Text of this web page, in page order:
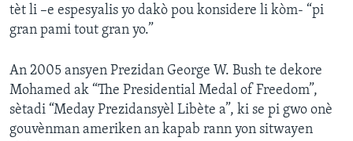
tèt li –e espesyalis yo dakò pou konsidere li kòm- “pi
gran pami tout gran yo.”
An 2005 ansyen Prezidan George W. Bush te dekore
Mohamed ak “The Presidential Medal of Freedom”,
sètadi “Meday Prezidansyèl Libète a”, ki se pi gwo onè
gouvènman ameriken an kapab rann yon sitwayen